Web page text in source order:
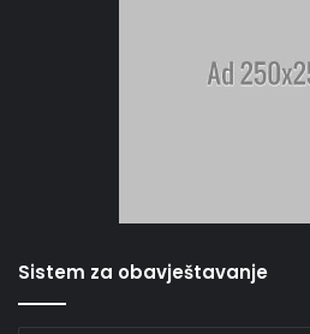
Sistem za obavještavanje